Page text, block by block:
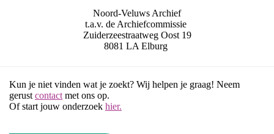
Noord-Veluws Archief
t.a.v. de Archiefcommissie
Zuiderzeestraatweg Oost 19
8081 LA Elburg
Kun je niet vinden wat je zoekt? Wij helpen je graag! Neem
gerustcontactmet ons op.
Of start jouw onderzoek hier.